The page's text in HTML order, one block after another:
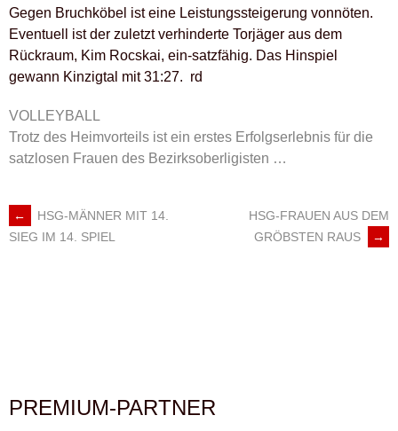
Gegen Bruchköbel ist eine Leistungssteigerung vonnöten.
Eventuell ist der zuletzt verhinderte Torjäger aus dem
Rückraum, Kim Rocskai, ein-satzfähig. Das Hinspiel
gewann Kinzigtal mit 31:27. rd
VOLLEYBALL
Trotz des Heimvorteils ist ein erstes Erfolgserlebnis für die
satzlosen Frauen des Bezirksoberligisten …
ARTIKEL-
←
HSG-MÄNNER MIT 14.
SIEG IM 14. SPIEL
HSG-FRAUEN AUS DEM
GRÖBSTEN RAUS
→
PREMIUM-PARTNER